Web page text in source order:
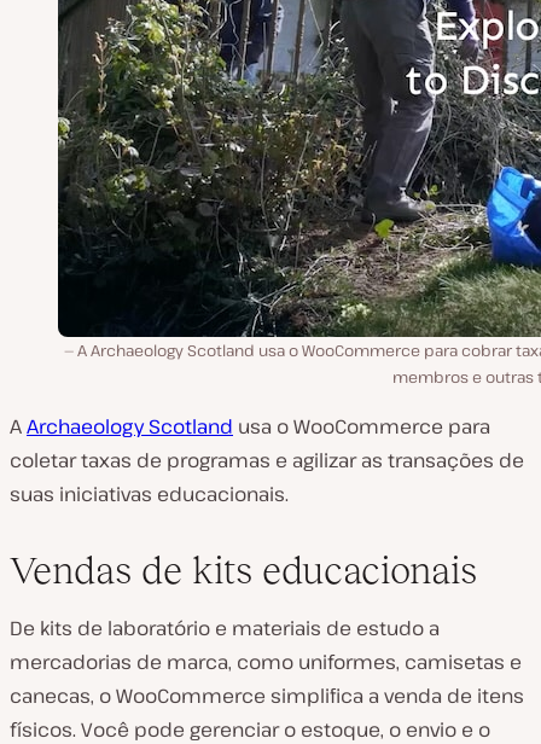
A Archaeology Scotland usa o WooCommerce para cobrar
membros e outras
AArchaeology Scotland usa o WooCommerce para
coletar taxas de programas e agilizar as transações de
suas iniciativas educacionais.
Vendas de kits educacionais
De kits de laboratório e materiais de estudo a
mercadorias de marca, como uniformes, camisetas e
canecas, o WooCommerce simplifica a venda de itens
físicos. Você pode gerenciar o estoque, o envio e o